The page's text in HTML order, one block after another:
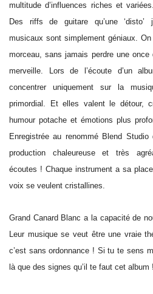
multitude d’influences riches et
Des riffs de guitare qu’une ‘disto’
musicaux sont simplement géniaux.
morceau, sans jamais perdre une once
merveille. Lors de l’écoute d’un
concentrer uniquement sur la
primordial. Et elles valent le détour,
humour potache et émotions plus
Enregistrée au renommé Blend
production chaleureuse et très
écoutes ! Chaque instrument a sa
voix se veulent cristallines.
Grand Canard Blanc a la capacité de
Leur musique se veut être une vraie
c’est sans ordonnance ! Si tu te sens
là que des signes qu’il te faut cet album !